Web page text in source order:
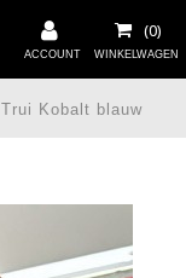
Trui Kobalt blauw